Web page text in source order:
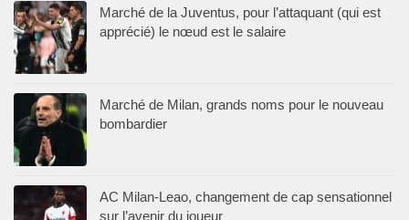
Marché de la Juventus, pour l’attaquant (qui est
apprécié) le nœud est le salaire
Marché de Milan, grands noms pour le nouveau
bombardier
AC Milan-Leao, changement de cap sensationnel
sur l’avenir du joueur